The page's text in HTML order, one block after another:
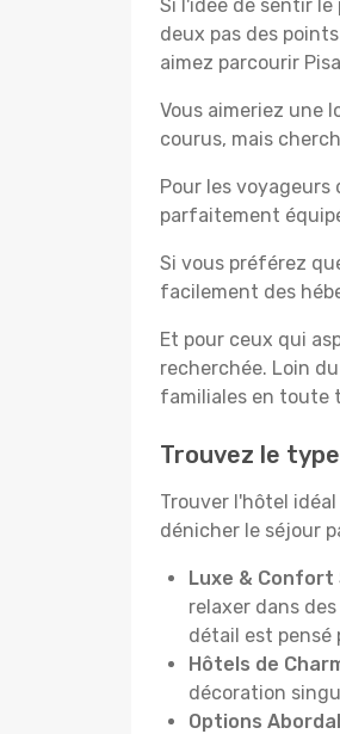
Si l'idée de sentir
deux pas des
aimez parcourir
Vous aimeriez une
courus, mais
Pour les voyageurs
parfaitement
Si vous préférez
facilement des
Et pour ceux qui
recherchée. Loin
familiales en toute
Trouvez le
Trouver l'hôtel
dénicher le séjour
Luxe & Confort
relaxer dans
détail est pensé
Hôtels de
décoration
Options